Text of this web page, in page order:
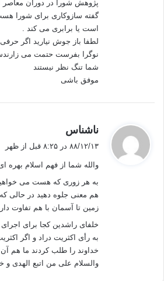
جامعه ای که در آن همه ی افراد خلیفه
در خلافت دارند، نمی تواند هیچ گونه
یا موقعیت اجتماعی را تحمل کند. در
موقعیت و شرایط مساوی برخوردارند.
در چنین جامعه ای هیچ فردی و یا هیچ
رشد استعدادهای فردی او را به تعویق
پیشرفت برخوردار خواهند بود.
در چنین جامعه ای محلی برای
وجود ندارد. زیرا در این اجتماع هر کسی
بنابراین از نظر مودودی، شورا و نیابت
حکومت در اسلام ترسیم می کند که در آن
شود. در این دموکراسی، به عقیده ی
گونه ای تنظیم شده است که نه بر شخصیت
شود و نه فرد مجاز است قید خود را تا
حال جامعه شود.
راشد الغنوشی(1941)، از جمله
پژوهش شورا در دوران
گفته سازوکاری برای شورا
است یا برابری می کند .
لطفا باز جوش نیارید اگر
نوگرا بفرست حتمت می
شما تنگ نظر نیستند
موفق باشی
ناشناس
:
۸۸/۱۲/۱۳ در ۸:۲۵ قبل از ظهر
والله شما از فهم اسلام بهره
به هر زوری که هست می
هم معنی جلوه دهید در حالی
زمین تا آسمان با هم تفاوت
خلفای راشدین کجا برای
به رأی اکثریت دراد و اگر
خداوند را طلب کردند ما هم
والسلام علی من اتبع الهدی